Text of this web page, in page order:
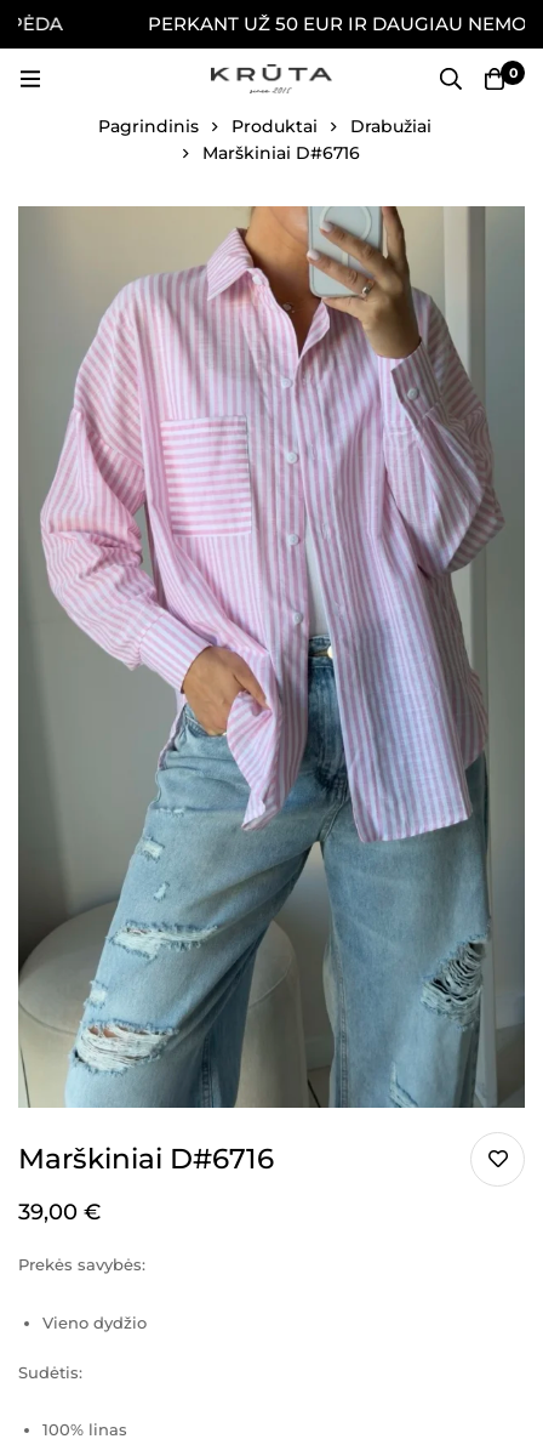
PERKANT UŽ 50 EUR IR DAUGIAU
0
Pagrindinis Produktai
Drabužiai
Marškiniai D#6716
Marškiniai D#6716
39,00 €
Prekės savybės:
Vieno dydžio
Sudėtis:
100% linas